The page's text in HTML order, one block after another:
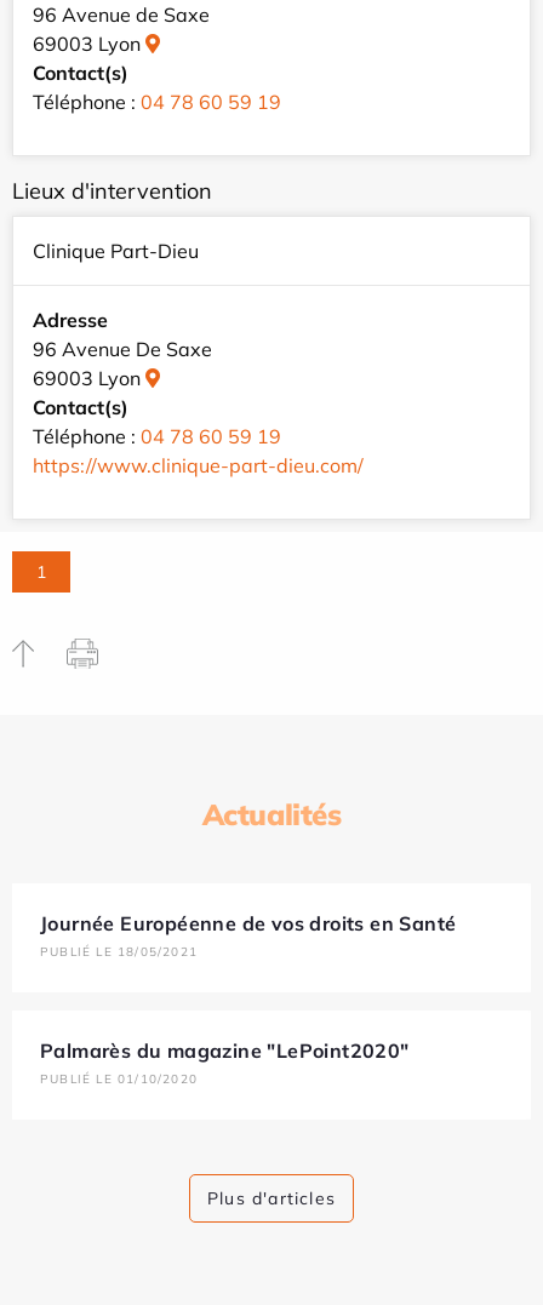
96 Avenue de Saxe
69003 Lyon
Contact(s)
Téléphone : 04 78 60 59 19
Lieux d'intervention
Clinique Part-Dieu
Adresse
96 Avenue De Saxe
69003 Lyon
Contact(s)
Téléphone : 04 78 60 59 19
https://www.clinique-part-dieu.com/
1
Actualités
Journée Européenne de vos droits en Santé
PUBLIÉ LE 18/05/2021
Palmarès du magazine "LePoint2020"
PUBLIÉ LE 01/10/2020
Plus d'articles